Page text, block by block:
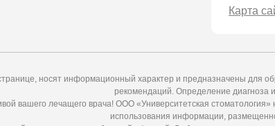
Карта
носят информационный характер и предназначены для
рекомендаций. Определение диагноза
вашего лечащего врача! ООО «Университетская
использования информации,